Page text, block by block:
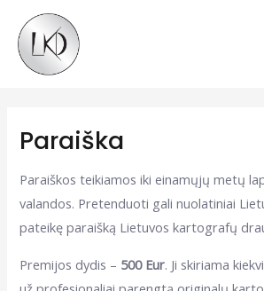
content
Paraiška
Paraiškos teikiamos iki einamųjų metų
valandos. Pretenduoti gali nuolatiniai
pateikę paraišką Lietuvos kartografų
Premijos dydis – 500 Eur. Ji skiriama